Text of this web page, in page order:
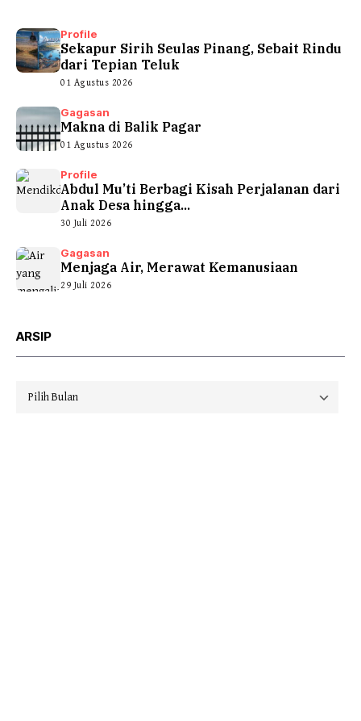
Profile
Sekapur Sirih Seulas Pinang, Sebait Rindu
dari Tepian Teluk
01 Agustus 2026
Gagasan
Makna di Balik Pagar
01 Agustus 2026
Profile
Abdul Mu’ti Berbagi Kisah Perjalanan dari
Anak Desa hingga...
30 Juli 2026
Gagasan
Menjaga Air, Merawat Kemanusiaan
29 Juli 2026
ARSIP
Arsip